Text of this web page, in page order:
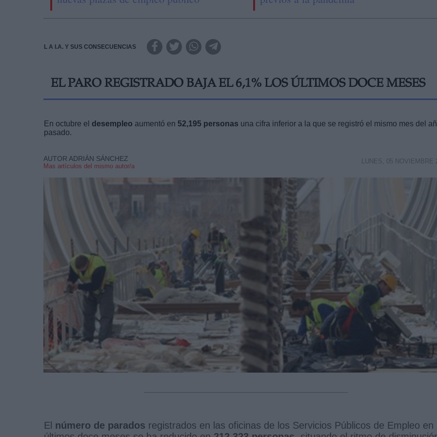
L A I.A. Y SUS CONSECUENCIAS
EL PARO REGISTRADO BAJA EL 6,1% LOS ÚLTIMOS DOCE MESES
En octubre el desempleo aumentó en 52,195 personas una cifra inferior a la que se registró el mismo mes del
pasado.
AUTOR ADRIÁN SÁNCHEZ
Mas artículos del mismo autor/a
LUNES, 05 NOVIEMBRE
El número de parados registrados en las oficinas de los Servicios Públicos de Empleo en